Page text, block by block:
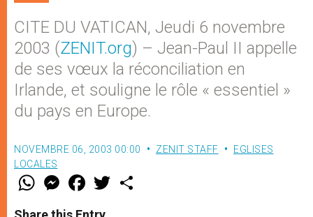
CITE DU VATICAN, Jeudi 6 novembre
2003 (ZENIT.org) – Jean-Paul II appelle
de ses vœux la réconciliation en
Irlande, et souligne le rôle « essentiel »
du pays en Europe.
NOVEMBRE 06, 2003 00:00 ZENIT STAFF
EGLISES
LOCALES
W
t
M
e
s
F
a
e
w